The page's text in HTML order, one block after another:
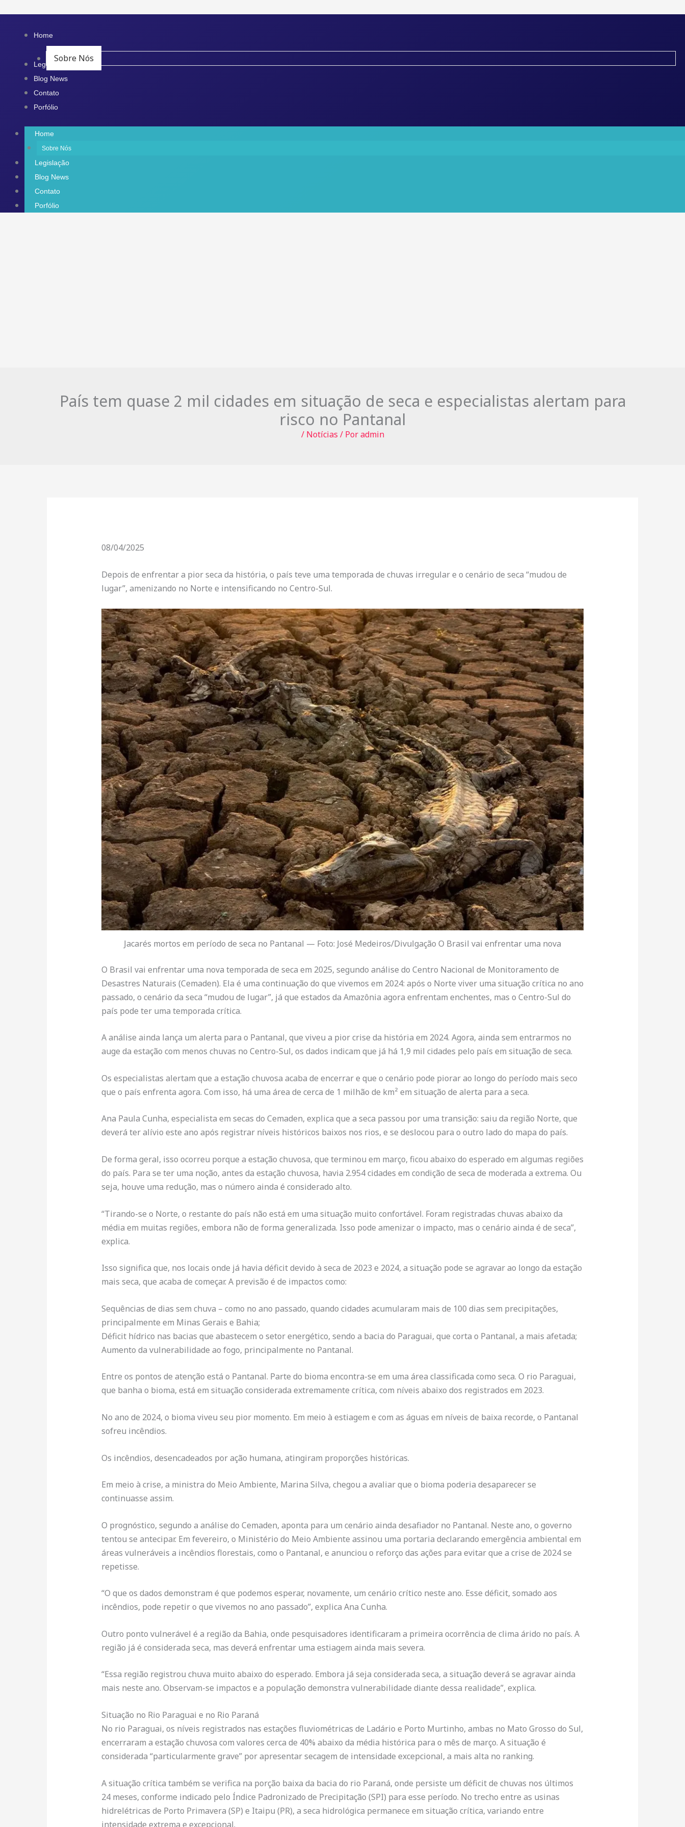
conteúdo
Home
Sobre Nós
Legislação
Blog News
Contato
Porfólio
Home
Sobre Nós
Legislação
Blog News
Contato
Porfólio
País tem quase 2 mil cidades em situação de seca e especialistas alertam para
risco no Pantanal
/ Notícias / Poradmin
08/04/2025
Depois de enfrentar a pior seca da história, o país teve uma temporada de chuvas irregular e o cenário de seca “mudou de
lugar”, amenizando no Norte e intensificando no Centro-Sul.
Jacarés mortos em período de seca no Pantanal — Foto: José Medeiros/Divulgação O Brasil vai enfrentar uma nova
O Brasil vai enfrentar uma nova temporada de seca em 2025, segundo análise do Centro Nacional de Monitoramento de
Desastres Naturais (Cemaden). Ela é uma continuação do que vivemos em 2024: após o Norte viver uma situação crítica no ano
passado, o cenário da seca “mudou de lugar”, já que estados da Amazônia agora enfrentam enchentes, mas o Centro-Sul do
país pode ter uma temporada crítica.
A análise ainda lança um alerta para o Pantanal, que viveu a pior crise da história em 2024. Agora, ainda sem entrarmos no
auge da estação com menos chuvas no Centro-Sul, os dados indicam que já há 1,9 mil cidades pelo país em situação de seca.
Os especialistas alertam que a estação chuvosa acaba de encerrar e que o cenário pode piorar ao longo do período mais seco
que o país enfrenta agora. Com isso, há uma área de cerca de 1 milhão de km² em situação de alerta para a seca.
Ana Paula Cunha, especialista em secas do Cemaden, explica que a seca passou por uma transição: saiu da região Norte, que
deverá ter alívio este ano após registrar níveis históricos baixos nos rios, e se deslocou para o outro lado do mapa do país.
De forma geral, isso ocorreu porque a estação chuvosa, que terminou em março, ficou abaixo do esperado em algumas regiões
do país. Para se ter uma noção, antes da estação chuvosa, havia 2.954 cidades em condição de seca de moderada a extrema. Ou
seja, houve uma redução, mas o número ainda é considerado alto.
“Tirando-se o Norte, o restante do país não está em uma situação muito confortável. Foram registradas chuvas abaixo da
média em muitas regiões, embora não de forma generalizada. Isso pode amenizar o impacto, mas o cenário ainda é de seca”,
explica.
Isso significa que, nos locais onde já havia déficit devido à seca de 2023 e 2024, a situação pode se agravar ao longo da estação
mais seca, que acaba de começar. A previsão é de impactos como:
Sequências de dias sem chuva – como no ano passado, quando cidades acumularam mais de 100 dias sem precipitações,
principalmente em Minas Gerais e Bahia;
Déficit hídrico nas bacias que abastecem o setor energético, sendo a bacia do Paraguai, que corta o Pantanal, a mais afetada;
Aumento da vulnerabilidade ao fogo, principalmente no Pantanal.
Entre os pontos de atenção está o Pantanal. Parte do bioma encontra-se em uma área classificada como seca. O rio Paraguai,
que banha o bioma, está em situação considerada extremamente crítica, com níveis abaixo dos registrados em 2023.
No ano de 2024, o bioma viveu seu pior momento. Em meio à estiagem e com as águas em níveis de baixa recorde, o Pantanal
sofreu incêndios.
Os incêndios, desencadeados por ação humana, atingiram proporções históricas.
Em meio à crise, a ministra do Meio Ambiente, Marina Silva, chegou a avaliar que o bioma poderia desaparecer se
continuasse assim.
O prognóstico, segundo a análise do Cemaden, aponta para um cenário ainda desafiador no Pantanal. Neste ano, o governo
tentou se antecipar. Em fevereiro, o Ministério do Meio Ambiente assinou uma portaria declarando emergência ambiental em
áreas vulneráveis a incêndios florestais, como o Pantanal, e anunciou o reforço das ações para evitar que a crise de 2024 se
repetisse.
“O que os dados demonstram é que podemos esperar, novamente, um cenário crítico neste ano. Esse déficit, somado aos
incêndios, pode repetir o que vivemos no ano passado”, explica Ana Cunha.
Outro ponto vulnerável é a região da Bahia, onde pesquisadores identificaram a primeira ocorrência de clima árido no país. A
região já é considerada seca, mas deverá enfrentar uma estiagem ainda mais severa.
“Essa região registrou chuva muito abaixo do esperado. Embora já seja considerada seca, a situação deverá se agravar ainda
mais neste ano. Observam-se impactos e a população demonstra vulnerabilidade diante dessa realidade”, explica.
Situação no Rio Paraguai e no Rio Paraná
No rio Paraguai, os níveis registrados nas estações fluviométricas de Ladário e Porto Murtinho, ambas no Mato Grosso do Sul,
encerraram a estação chuvosa com valores cerca de 40% abaixo da média histórica para o mês de março. A situação é
considerada “particularmente grave” por apresentar secagem de intensidade excepcional, a mais alta no ranking.
A situação crítica também se verifica na porção baixa da bacia do rio Paraná, onde persiste um déficit de chuvas nos últimos
24 meses, conforme indicado pelo Índice Padronizado de Precipitação (SPI) para esse período. No trecho entre as usinas
hidrelétricas de Porto Primavera (SP) e Itaipu (PR), a seca hidrológica permanece em situação crítica, variando entre
intensidade extrema e excepcional.